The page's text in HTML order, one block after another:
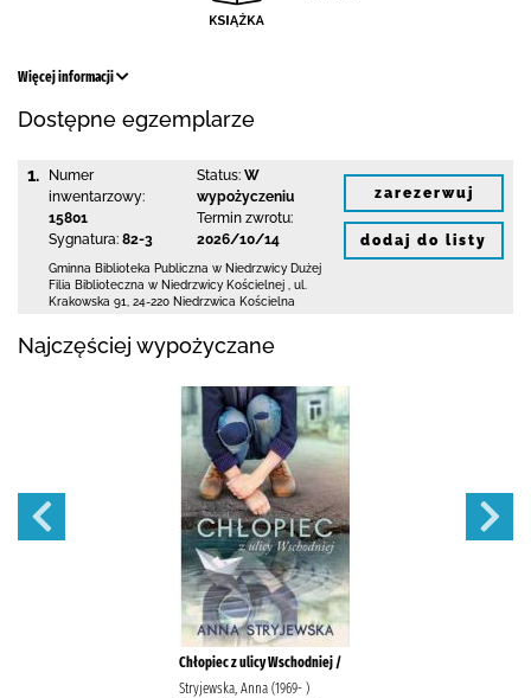
Więcej informacji
Dostępne egzemplarze
1.
Numer
inwentarzowy:
15801
Sygnatura: 82-3
Status: W
wypożyczeniu
Termin zwrotu:
2026/10/14
Gminna Biblioteka Publiczna w Niedrzwicy Dużej
Filia Biblioteczna w Niedrzwicy Kościelnej
ul.
Krakowska 91
24-220 Niedrzwica Kościelna
zarezerwuj
dodaj do listy
Najczęściej wypożyczane
Chłopiec z ulicy Wschodniej /
Stryjewska, Anna (1969- )